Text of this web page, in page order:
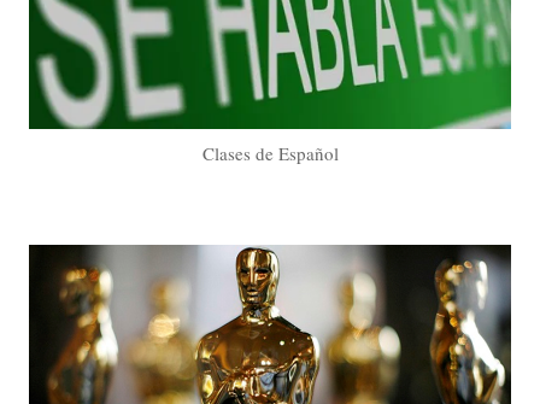
Clases de Español